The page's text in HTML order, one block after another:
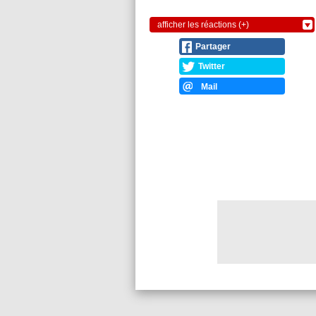
afficher les réactions (+)
Partager
Twitter
Mail